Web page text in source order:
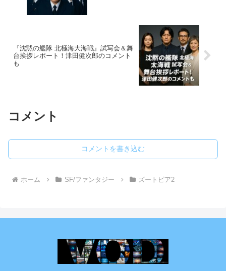
『沈黙の艦隊 北極海大海戦』試写会＆舞
台挨拶レポート！津田健次郎のコメント
も
コメント
コメントを書き込む
ホーム SF/ファンタジー ズートピア2